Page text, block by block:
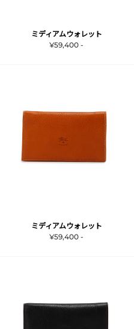
ミディアムウォレット
¥59,400 -
ミディアムウォレット
¥59,400 -